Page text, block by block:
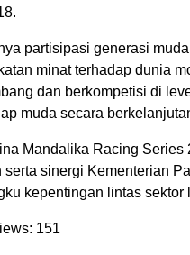
partisipasi generasi
minat terhadap dunia
dan berkompetisi di
muda secara
Mandalika Racing
serta sinergi Kementerian
kepentingan lintas sektor
151